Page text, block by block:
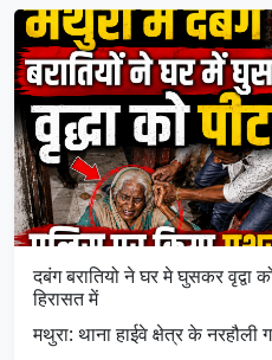
दबंग बरातियो ने घर मे घुसकर वृद्वा
हिरासत में
मथुरा: थाना हाईवे क्षेत्र के नरहौली